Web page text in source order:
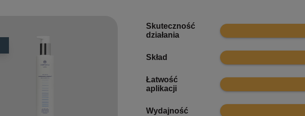
Skuteczność
działania
10
Skład 10
Łatwość
aplikacji
10
Wydajność 10